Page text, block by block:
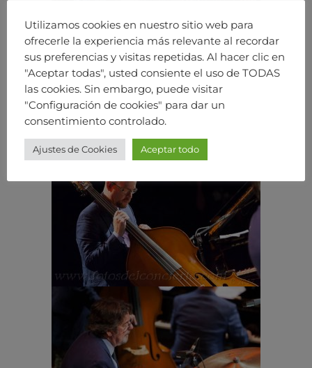
Utilizamos cookies en nuestro sitio web para
ofrecerle la experiencia más relevante al recordar
sus preferencias y visitas repetidas. Al hacer clic en
"Aceptar todas", usted consiente el uso de TODAS
las cookies. Sin embargo, puede visitar
"Configuración de cookies" para dar un
consentimiento controlado.
Ajustes de Cookies Aceptar todo